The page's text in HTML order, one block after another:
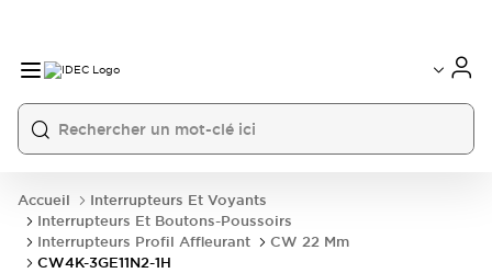
Accueil
Interrupteurs Et Voyants
Interrupteurs Et Boutons-Poussoirs
Interrupteurs Profil Affleurant
CW 22 Mm
CW4K-3GE11N2-1H